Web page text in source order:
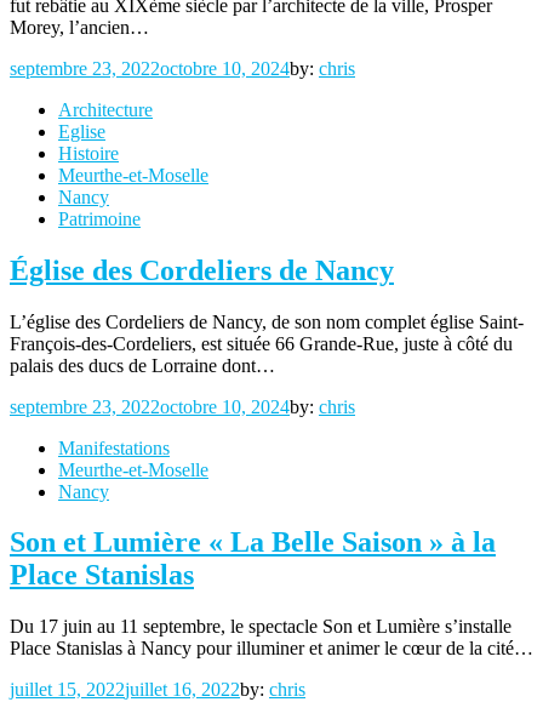
fut rebâtie au XIXème siècle par l’architecte de la ville, Prosper
Morey, l’ancien…
Posted
septembre 23, 2022octobre 10, 2024by: chris
Architecture
Eglise
Histoire
Meurthe-et-Moselle
Nancy
Patrimoine
Église des Cordeliers de Nancy
L’église des Cordeliers de Nancy, de son nom complet église Saint-
François-des-Cordeliers, est située 66 Grande-Rue, juste à côté du
palais des ducs de Lorraine dont…
Posted
septembre 23, 2022octobre 10, 2024by: chris
Manifestations
Meurthe-et-Moselle
Nancy
Son et Lumière « La Belle Saison » à la
Place Stanislas
Du 17 juin au 11 septembre, le spectacle Son et Lumière s’installe
Place Stanislas à Nancy pour illuminer et animer le cœur de la cité…
Posted
juillet 15, 2022juillet 16, 2022by: chris